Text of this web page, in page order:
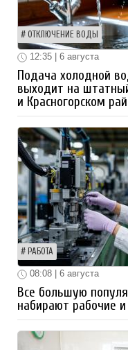
ОТКЛЮЧЕНИЕ ВОДЫ
12:35 | 6 августа
Подача холодной
выходит на
и Красногорском
РАБОТА
08:08 | 6 августа
Все большую
набирают рабочие